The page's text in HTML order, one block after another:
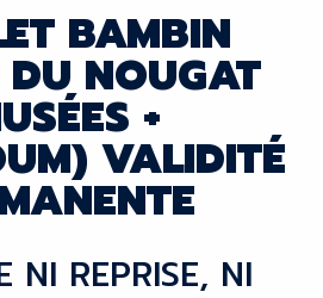
BAMBIN
NOUGAT
+
VALIDITÉ
NI REPRISE, NI